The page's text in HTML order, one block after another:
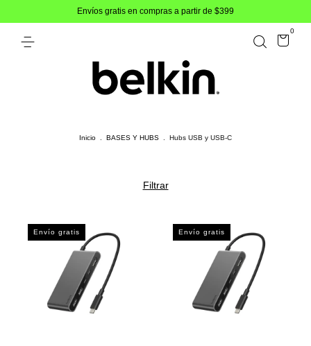
Envíos gratis en compras a partir de $399
0
Inicio BASES Y HUBS Hubs USB y USB-C
Filtrar
Envío gratis Envío gratis